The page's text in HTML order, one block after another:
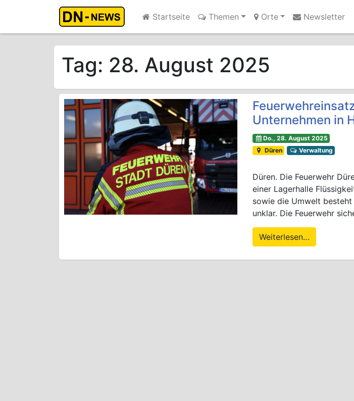
Startseite
Themen Orte Newsletter
Tag: 28. August 2025
Unternehmen in
Do., 28. August 2025
Düren
Verwaltung
Düren. Die Feuerwehr
einer Lagerhalle
sowie die Umwelt
unklar. Die Feuerwehr
Weiterlesen…